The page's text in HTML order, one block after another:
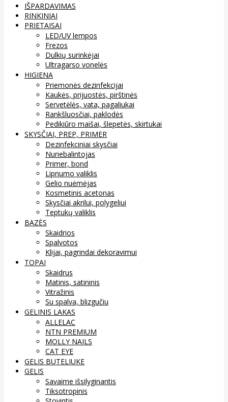
IŠPARDAVIMAS
RINKINIAI
PRIETAISAI
LED/UV lempos
Frezos
Dulkių surinkėjai
Ultragarso vonelės
HIGIENA
Priemonės dezinfekcijai
Kaukės, prijuostės, pirštinės
Servetėlės, vata, pagaliukai
Rankšluosčiai, paklodės
Pedikiūro maišai, šlepetės, skirtukai
SKYSČIAI, PREP, PRIMER
Dezinfekciniai skysčiai
Nuriebalintojas
Primer, bond
Lipnumo valiklis
Gelio nuėmėjas
Kosmetinis acetonas
Skysčiai akrilui, polygeliui
Teptukų valiklis
BAZĖS
Skaidrios
Spalvotos
Klijai, pagrindai dekoravimui
TOPAI
Skaidrus
Matinis, satininis
Vitražinis
Su spalva, blizgučiu
GELINIS LAKAS
ALLELAC
NTN PREMIUM
MOLLY NAILS
CAT EYE
GELIS BUTELIUKE
GELIS
Savaime išsilyginantis
Tiksotropinis